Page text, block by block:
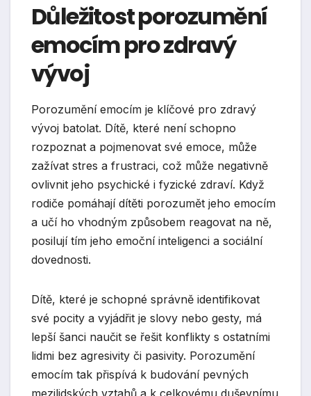
Důležitost porozumění
emocím pro zdravý
vývoj
Porozumění emocím je klíčové pro zdravý
vývoj batolat. Dítě, které není schopno
rozpoznat a pojmenovat své emoce, může
zažívat stres a frustraci, což může negativně
ovlivnit jeho psychické i fyzické zdraví. Když
rodiče pomáhají dítěti porozumět jeho emocím
a učí ho vhodným způsobem reagovat na ně,
posilují tím jeho emoční inteligenci a sociální
dovednosti.
Dítě, které je schopné správně identifikovat
své pocity a vyjádřit je slovy nebo gesty, má
lepší šanci naučit se řešit konflikty s ostatními
lidmi bez agresivity či pasivity. Porozumění
emocím tak přispívá k budování pevných
mezilidských vztahů a k celkovému duševnímu